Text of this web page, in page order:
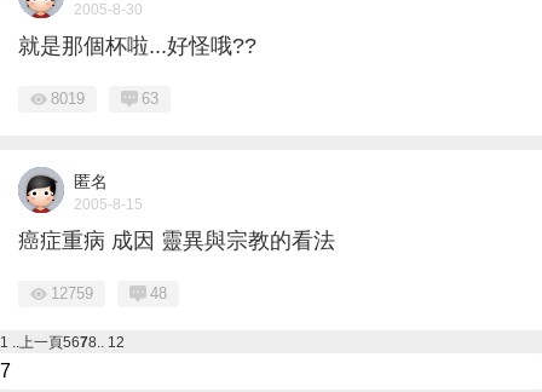
2005-8-30
就是那個杯啦...好怪哦??
8019 63
匿名
2005-8-15
癌症重病 成因 靈異與宗教的看法
12759 48
1 ..上一頁5678.. 12